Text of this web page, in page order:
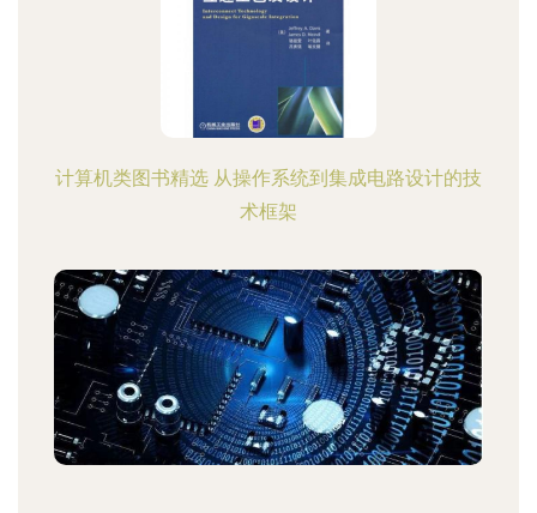
计算机类图书精选 从操作系统到集成电路设计的技
术框架